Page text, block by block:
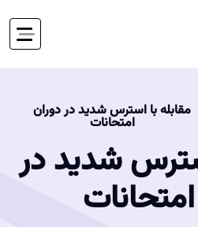
مقابله با استرس شدید در دوران
امتحانات
شدید در